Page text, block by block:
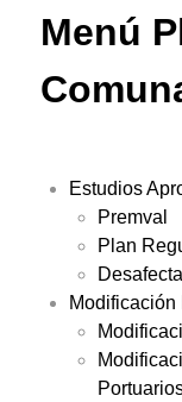
Menú
Estudios
Premval
Plan
Modificación